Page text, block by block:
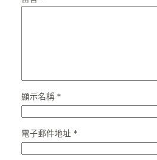
顯示名稱 *
電子郵件地址 *